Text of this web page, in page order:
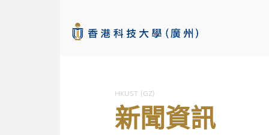
HKUST (GZ)
新聞資訊